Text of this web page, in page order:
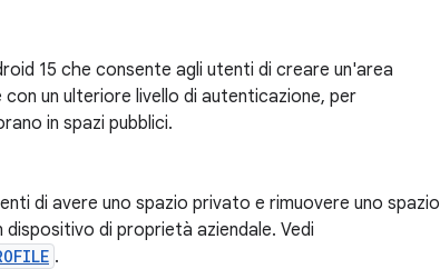
15 che consente agli utenti di creare un'area
un ulteriore livello di autenticazione, per
in spazi pubblici.
di avere uno spazio privato e rimuovere uno spazio
di proprietà aziendale. Vedi
.